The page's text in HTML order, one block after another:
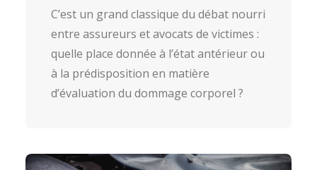
C’est un grand classique du débat nourri
entre assureurs et avocats de victimes :
quelle place donnée à l’état antérieur ou
à la prédisposition en matière
d’évaluation du dommage corporel ?